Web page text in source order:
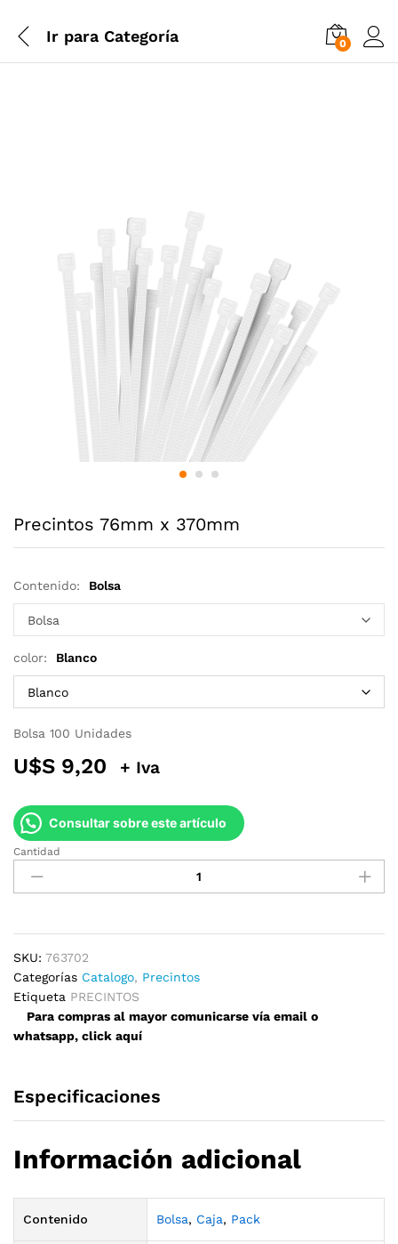
Ir para Categoría 0
Precintos 76mm x 370mm
Contenido: Bolsa
color: Blanco
Bolsa 100 Unidades
U$S 9,20 + Iva
Consultar sobre este artículo
Precintos
76mm
x
quantity
Cantidad
SKU: 763702
Categorías Catalogo, Precintos
Etiqueta PRECINTOS
Para compras al mayor comunicarse vía email o
whatsapp, click aquí
Especificaciones
Información adicional
Contenido Bolsa, Caja, Pack